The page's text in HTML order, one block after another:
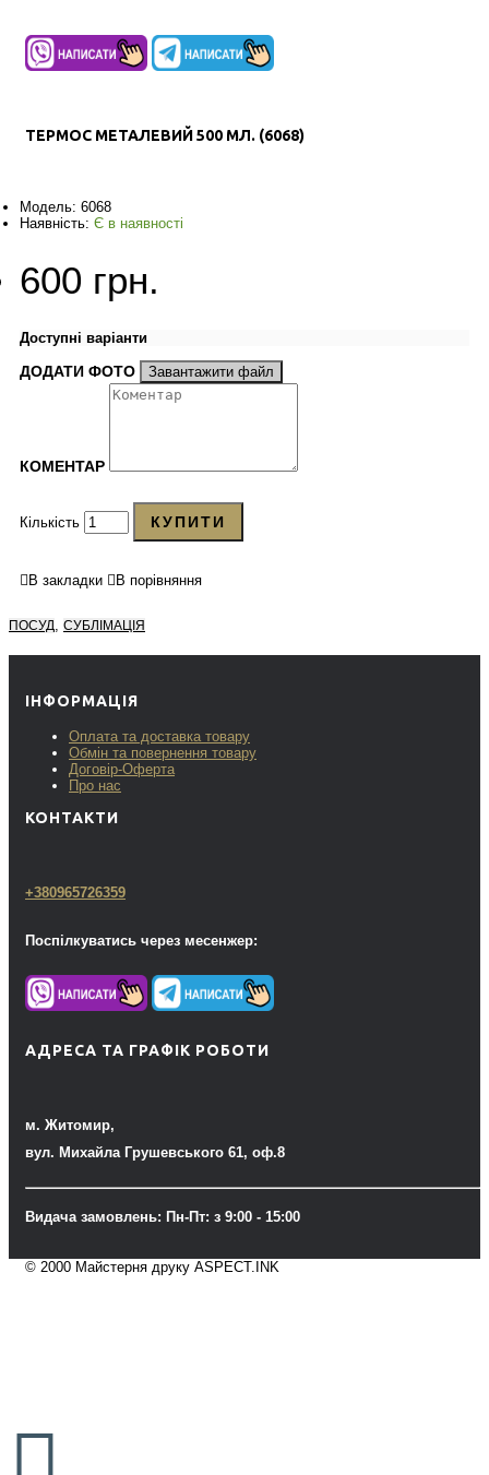
ТЕРМОС МЕТАЛЕВИЙ 500 МЛ. (6068)
Модель: 6068
Наявність: Є в наявності
600 грн.
Доступні варіанти
ДОДАТИ ФОТО Завантажити файл
КОМЕНТАР
Кількість КУПИТИ
В закладки В порівняння
ПОСУД, СУБЛІМАЦІЯ
ІНФОРМАЦІЯ
Оплата та доставка товару
Обмін та повернення товару
Договір-Оферта
Про нас
КОНТАКТИ
+380965726359
Поспілкуватись через месенжер:
АДРЕСА ТА ГРАФІК РОБОТИ
м. Житомир,
вул. Михайла Грушевського 61, оф.8
Видача замовлень: Пн-Пт: з 9:00 - 15:00
© 2000 Майстерня друку ASPECT.INK